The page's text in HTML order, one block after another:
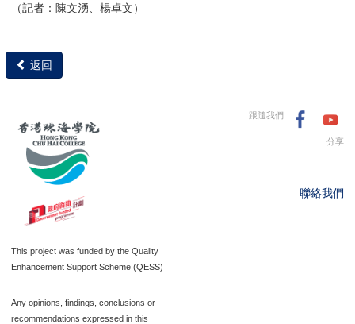
（記者：陳文湧、楊卓文）
返回
This project was funded by the Quality
Enhancement Support Scheme (QESS)
Any opinions, findings, conclusions or
recommendations expressed in this
跟隨我們
分享
聯絡我們